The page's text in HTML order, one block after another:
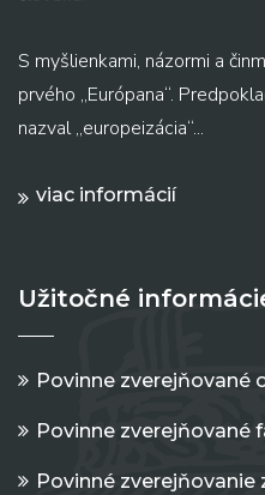
S myšlienkami, názormi a
prvého „Európana“.
nazval „europeizácia“...
viac informácií
Užitočné
Povinne zverejňované
Povinne zverejňované
Povinné zverejňovanie